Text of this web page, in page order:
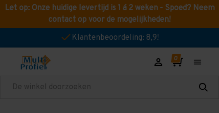
Let op: Onze huidige levertijd is 1 á 2 weken - Spoed? Neem
contact op voor de mogelijkheden!
Klantenbeoordeling: 8,9!
Zoeken